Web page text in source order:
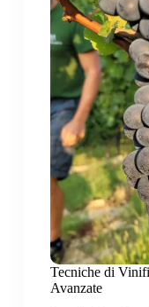
Tecniche di
Avanzate